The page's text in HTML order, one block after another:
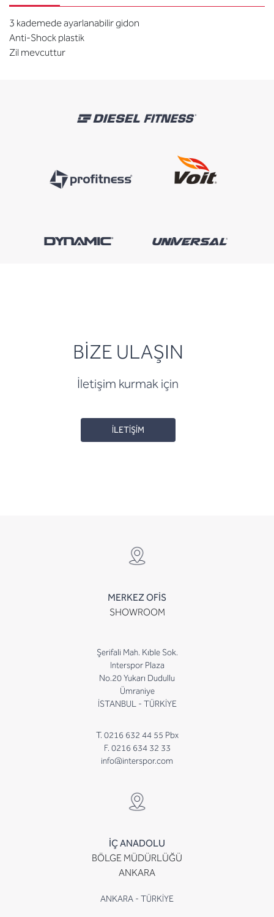
3 kademede ayarlanabilir gidon
Anti-Shock plastik
Zil mevcuttur
BİZE ULAŞIN
İletişim kurmak için
İLETİŞİM
MERKEZ OFİS
SHOWROOM
Şerifali Mah. Kıble Sok.
Interspor Plaza
No.20 Yukarı Dudullu
Ümraniye
İSTANBUL - TÜRKİYE
T. 0216 632 44 55 Pbx
F. 0216 634 32 33
info@interspor.com
İÇ ANADOLU
BÖLGE MÜDÜRLÜĞÜ
ANKARA
ANKARA - TÜRKİYE